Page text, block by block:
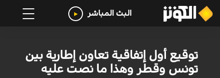
البث المباشر
توقيع أول إتفاقية تعاون إطارية بين
تونس وقطر وهذا ما نصت عليه